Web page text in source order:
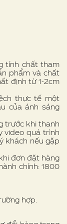
tính chất tham
phẩm và chất
định từ 1-2cm
thực tế một
của ánh sáng
trước khi thanh
video quá trình
khách nếu gặp
đơn đặt hàng
chính: 1800
hợp.